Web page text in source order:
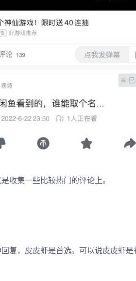
收集一些比较热门的评论上。
复，皮皮虾是首选。可以说皮皮虾